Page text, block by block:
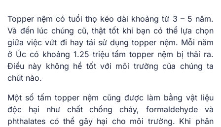
Topper nệm có tuổi thọ kéo dài khoảng từ 3 – 5 năm.
Và đến lúc chúng cũ, thật tốt khi bạn có thể lựa chọn
giữa việc vứt đi hay tái sử dụng topper nệm. Mỗi năm
ở Úc có khoảng 1.25 triệu tấm topper nệm bị thải ra.
Điều này không hề tốt với môi trường của chúng ta
chút nào.
Một số tấm topper nệm cũng được làm bằng vật liệu
độc hại như chất chống cháy, formaldehyde và
phthalates có thể gây hại cho môi trường. Khi phân